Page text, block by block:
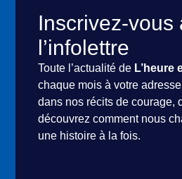
Inscrivez-vous
l’infolettre
Toute l’actualité de L’heure
chaque mois à votre
dans nos récits de courage,
découvrez comment nous
une histoire à la fois.